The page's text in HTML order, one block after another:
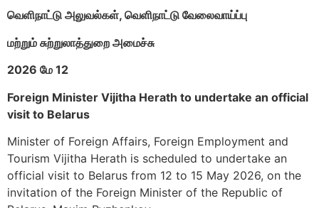
வெளிநாட்டு அலுவல்கள், வெளிநாட்டு வேலைவாய்ப்பு
மற்றும் சுற்றுலாத்துறை அமைச்சு
2026 மே 12
Foreign Minister Vijitha Herath to undertake an official
visit to Belarus
Minister of Foreign Affairs, Foreign Employment and
Tourism Vijitha Herath is scheduled to undertake an
official visit to Belarus from 12 to 15 May 2026, on the
invitation of the Foreign Minister of the Republic of